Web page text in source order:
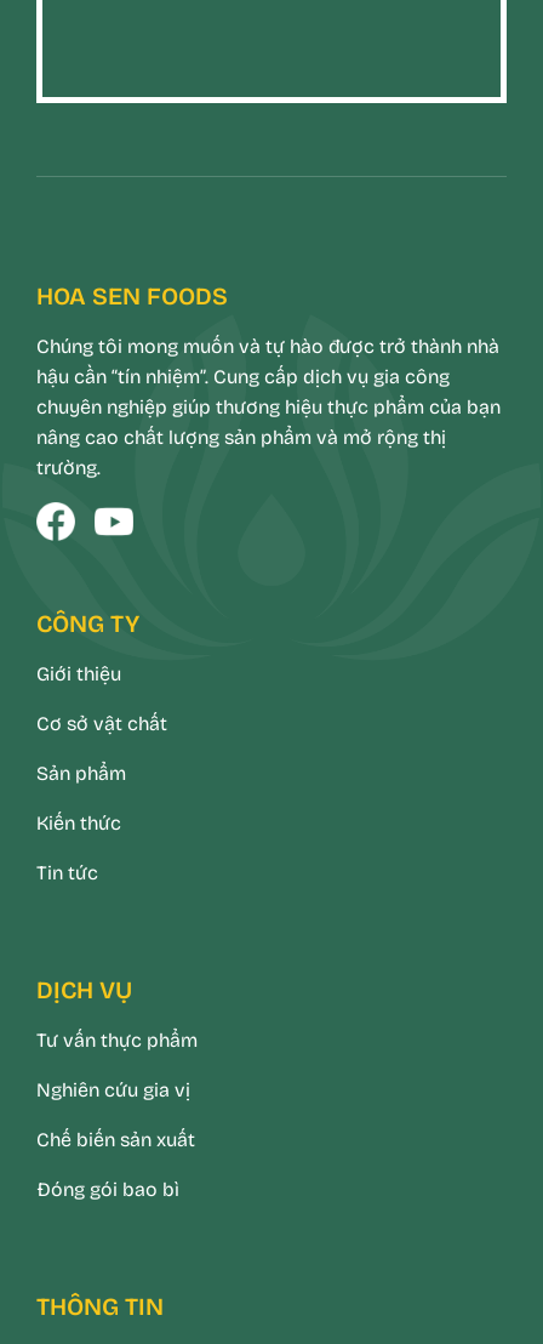
HOA SEN FOODS
Chúng tôi mong muốn và tự hào được trở thành nhà
hậu cần “tín nhiệm”. Cung cấp dịch vụ gia công
chuyên nghiệp giúp thương hiệu thực phẩm của bạn
nâng cao chất lượng sản phẩm và mở rộng thị
trường.
CÔNG TY
Giới thiệu
Cơ sở vật chất
Sản phẩm
Kiến thức
Tin tức
DỊCH VỤ
Tư vấn thực phẩm
Nghiên cứu gia vị
Chế biến sản xuất
Đóng gói bao bì
THÔNG TIN